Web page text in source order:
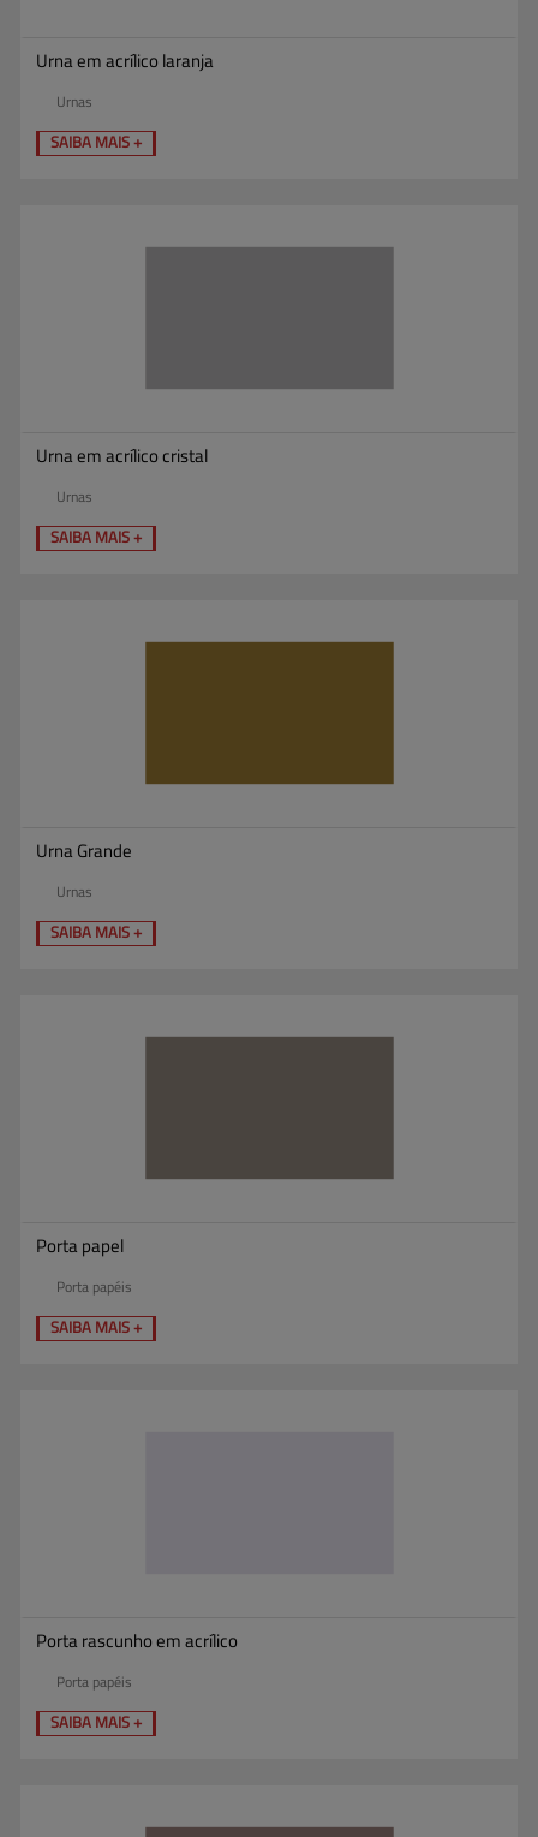
Urna em acrílico laranja
Urnas
SAIBA MAIS +
Urna em acrílico cristal
Urnas
SAIBA MAIS +
Urna Grande
Urnas
SAIBA MAIS +
Porta papel
Porta papéis
SAIBA MAIS +
Porta rascunho em acrílico
Porta papéis
SAIBA MAIS +